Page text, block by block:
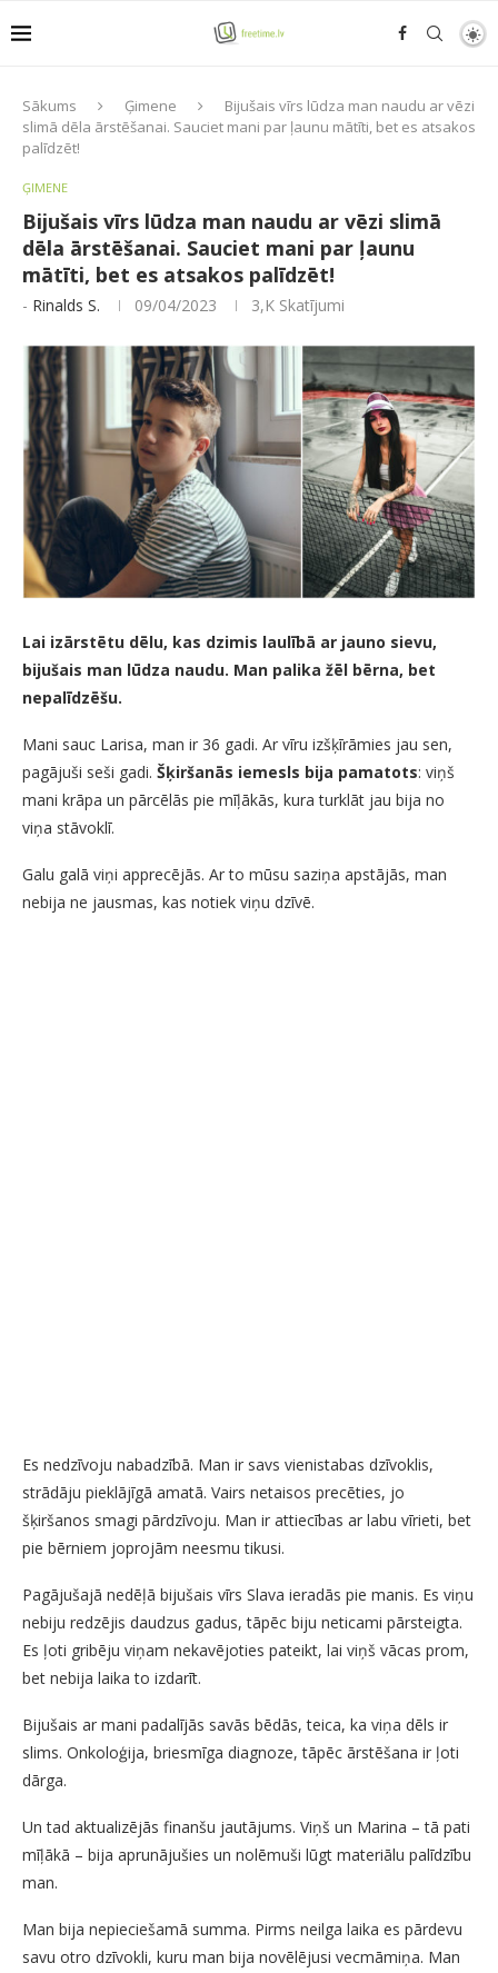
Sākums Ģimene
Bijušais vīrs lūdza man naudu ar vēzi
slimā dēla ārstēšanai. Sauciet mani par ļaunu mātīti, bet es atsakos
palīdzēt!
ĢIMENE
Bijušais vīrs lūdza man naudu ar vēzi slimā
dēla ārstēšanai. Sauciet mani par ļaunu
mātīti, bet es atsakos palīdzēt!
- Rinalds S. 09/04/2023 3,K Skatījumi
Lai izārstētu dēlu, kas dzimis laulībā ar jauno sievu,
bijušais man lūdza naudu. Man palika žēl bērna, bet
nepalīdzēšu.
Mani sauc Larisa, man ir 36 gadi. Ar vīru izšķīrāmies jau sen,
pagājuši seši gadi. Šķiršanās iemesls bija pamatots: viņš
mani krāpa un pārcēlās pie mīļākās, kura turklāt jau bija no
viņa stāvoklī.
Galu galā viņi apprecējās. Ar to mūsu saziņa apstājās, man
nebija ne jausmas, kas notiek viņu dzīvē.
Es nedzīvoju nabadzībā. Man ir savs vienistabas dzīvoklis,
strādāju pieklājīgā amatā. Vairs netaisos precēties, jo
šķiršanos smagi pārdzīvoju. Man ir attiecības ar labu vīrieti, bet
pie bērniem joprojām neesmu tikusi.
Pagājušajā nedēļā bijušais vīrs Slava ieradās pie manis. Es viņu
nebiju redzējis daudzus gadus, tāpēc biju neticami pārsteigta.
Es ļoti gribēju viņam nekavējoties pateikt, lai viņš vācas prom,
bet nebija laika to izdarīt.
Bijušais ar mani padalījās savās bēdās, teica, ka viņa dēls ir
slims. Onkoloģija, briesmīga diagnoze, tāpēc ārstēšana ir ļoti
dārga.
Un tad aktualizējās finanšu jautājums. Viņš un Marina – tā pati
mīļākā – bija aprunājušies un nolēmuši lūgt materiālu palīdzību
man.
Man bija nepieciešamā summa. Pirms neilga laika es pārdevu
savu otro dzīvokli, kuru man bija novēlējusi vecmāmiņa. Man